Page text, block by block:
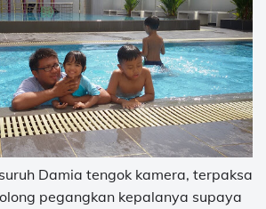
Damia tengok kamera, terpaksa
pegangkan kepalanya supaya